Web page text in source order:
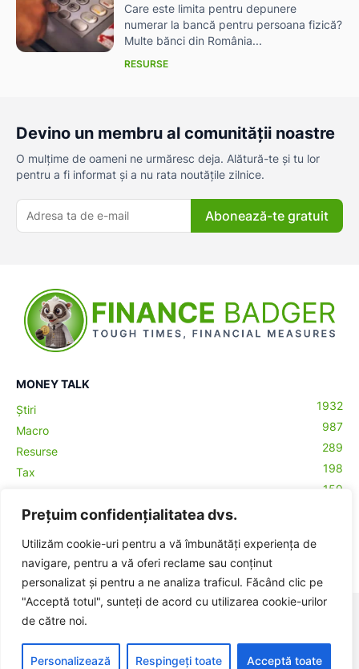
Prețuim confidențialitatea dvs.
Utilizăm cookie-uri pentru a vă îmbunătăți experiența de
navigare, pentru a vă oferi reclame sau conținut
personalizat și pentru a ne analiza traficul. Făcând clic pe
"Acceptă totul", sunteți de acord cu utilizarea cookie-urilor
de către noi.
Personalizează Respingeți toate Acceptă toate
Care este limita pentru depunere
numerar la bancă pentru persoana fizică?
Multe bănci din România...
RESURSE
Devino un membru al comunității noastre
O mulțime de oameni ne urmăresc deja. Alătură-te și tu lor
pentru a fi informat și a nu rata noutățile zilnice.
Abonează-te gratuit
MONEY TALK
Știri
1932
Macro
987
Resurse
289
Tax
198
159
Contabilitate
Crypto
© BadgerHub - Toate drepturile rezervate -
Publicitate
Made with ♥ in Romania